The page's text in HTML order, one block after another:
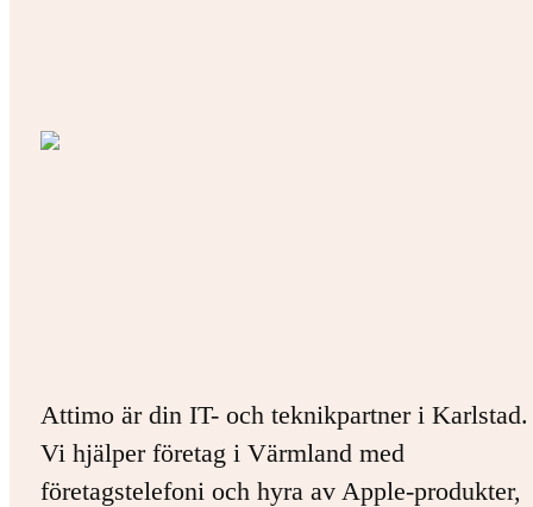
Attimo är din IT- och teknikpartner i Karlstad.
Vi hjälper företag i Värmland med
företagstelefoni och hyra av Apple-produkter,